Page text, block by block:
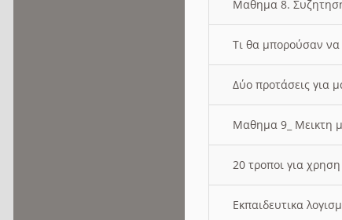
Μαθημα 8.
Τι θα μπορούσαν
Δύο προτάσεις για
Μαθημα 9_ Μεικτη
20 τροποι για
Εκπαιδευτικα